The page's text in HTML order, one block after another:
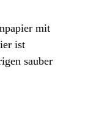
mit
ist
sauber